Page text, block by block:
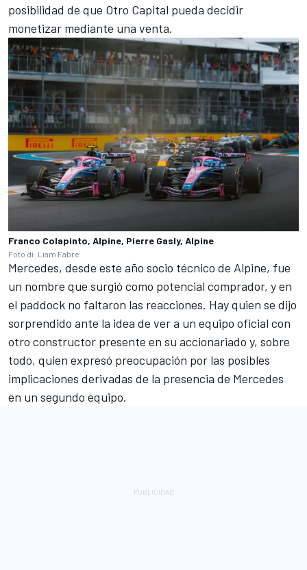
posibilidad de que Otro Capital pueda decidir
monetizar mediante una venta.
Franco Colapinto, Alpine, Pierre Gasly, Alpine
Foto di: Liam Fabre
Mercedes, desde este año socio técnico de Alpine, fue
un nombre que surgió como potencial comprador, y en
el paddock no faltaron las reacciones. Hay quien se dijo
sorprendido ante la idea de ver a un equipo oficial con
otro constructor presente en su accionariado y, sobre
todo, quien expresó preocupación por las posibles
implicaciones derivadas de la presencia de Mercedes
en un segundo equipo.